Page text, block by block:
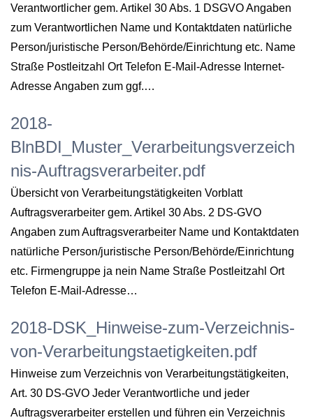
Verantwortlicher gem. Artikel 30 Abs. 1 DSGVO Angaben
zum Verantwortlichen Name und Kontaktdaten natürliche
Person/juristische Person/Behörde/Einrichtung etc. Name
Straße Postleitzahl Ort Telefon E-Mail-Adresse Internet-
Adresse Angaben zum ggf.…
2018-
BlnBDI_Muster_Verarbeitungsverzeich
nis-Auftragsverarbeiter.pdf
Übersicht von Verarbeitungstätigkeiten Vorblatt
Auftragsverarbeiter gem. Artikel 30 Abs. 2 DS-GVO
Angaben zum Auftragsverarbeiter Name und Kontaktdaten
natürliche Person/juristische Person/Behörde/Einrichtung
etc. Firmengruppe ja nein Name Straße Postleitzahl Ort
Telefon E-Mail-Adresse…
2018-DSK_Hinweise-zum-Verzeichnis-
von-Verarbeitungstaetigkeiten.pdf
Hinweise zum Verzeichnis von Verarbeitungstätigkeiten,
Art. 30 DS-GVO Jeder Verantwortliche und jeder
Auftragsverarbeiter erstellen und führen ein Verzeichnis